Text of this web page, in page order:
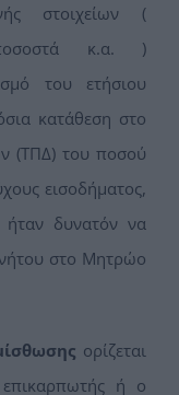
στοιχείων (
ποσοστά κ.α. )
του ετήσιου
κατάθεση στο
(ΤΠΔ) του ποσού
εισοδήματος,
ήταν δυνατόν να
στο Μητρώο
ορίζεται
ή ο